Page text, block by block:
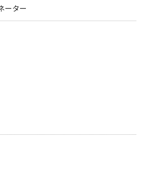
ーター